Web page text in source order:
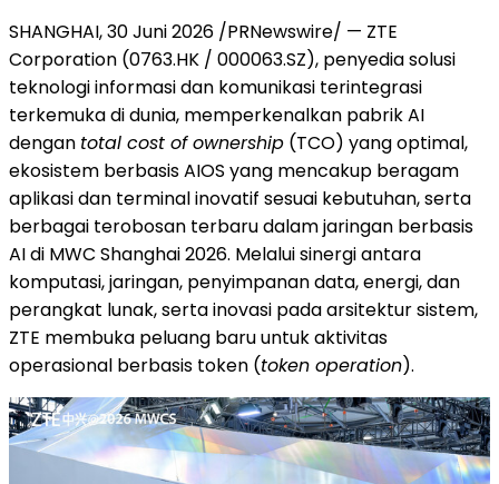
SHANGHAI, 30 Juni 2026 /PRNewswire/ — ZTE
Corporation (0763.HK / 000063.SZ), penyedia solusi
teknologi informasi dan komunikasi terintegrasi
terkemuka di dunia, memperkenalkan pabrik AI
dengan total cost of ownership (TCO) yang optimal,
ekosistem berbasis AIOS yang mencakup beragam
aplikasi dan terminal inovatif sesuai kebutuhan, serta
berbagai terobosan terbaru dalam jaringan berbasis
AI di MWC Shanghai 2026. Melalui sinergi antara
komputasi, jaringan, penyimpanan data, energi, dan
perangkat lunak, serta inovasi pada arsitektur sistem,
ZTE membuka peluang baru untuk aktivitas
operasional berbasis token (token operation).